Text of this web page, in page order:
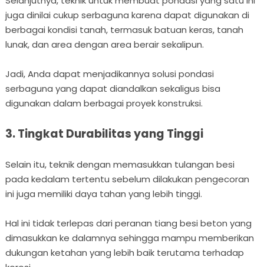
juga dinilai cukup serbaguna karena dapat digunakan di
berbagai kondisi tanah, termasuk batuan keras, tanah
lunak, dan area dengan area berair sekalipun.
Jadi, Anda dapat menjadikannya solusi pondasi
serbaguna yang dapat diandalkan sekaligus bisa
digunakan dalam berbagai proyek konstruksi.
3. Tingkat Durabilitas yang Tinggi
Selain itu, teknik dengan memasukkan tulangan besi
pada kedalam tertentu sebelum dilakukan pengecoran
ini juga memiliki daya tahan yang lebih tinggi.
Hal ini tidak terlepas dari peranan tiang besi beton yang
dimasukkan ke dalamnya sehingga mampu memberikan
dukungan ketahan yang lebih baik terutama terhadap